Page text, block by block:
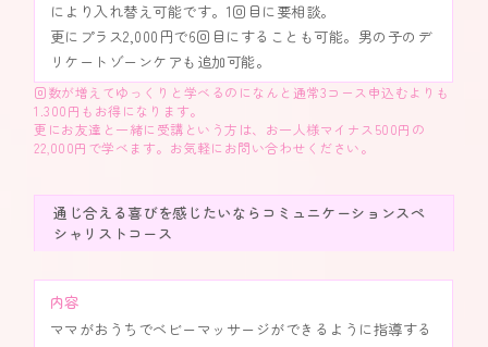
により入れ替え可能です。1回目に要相談。
更にプラス2,000円で6回目にすることも可能。男の子のデ
リケートゾーンケアも追加可能。
回数が増えてゆっくりと学べるのになんと通常3コース申込むよりも
1.300円もお得になります。
更にお友達と一緒に受講という方は、お一人様マイナス500円の
22,000円で学べます。お気軽にお問い合わせください。
通じ合える喜びを感じたいならコミュニケーションスペ
シャリストコース
内容
ママがおうちでベビーマッサージができるように指導する